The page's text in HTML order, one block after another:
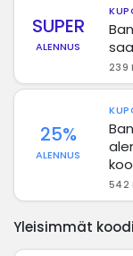
SUPER
ALENNUS
239
25%
ALENNUS
542
Yleisimmät